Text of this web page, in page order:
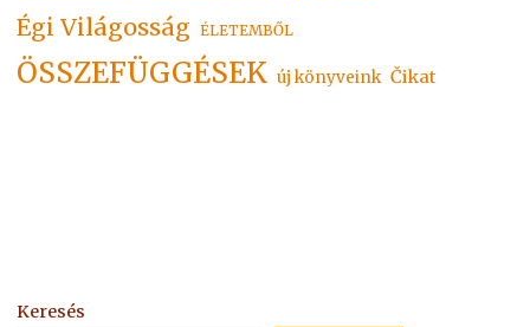
Égi Világosság ÉLETEMBŐL
ÖSSZEFÜGGÉSEK új könyveink Čikat
Keresés